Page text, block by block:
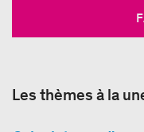
Les thèmes à la